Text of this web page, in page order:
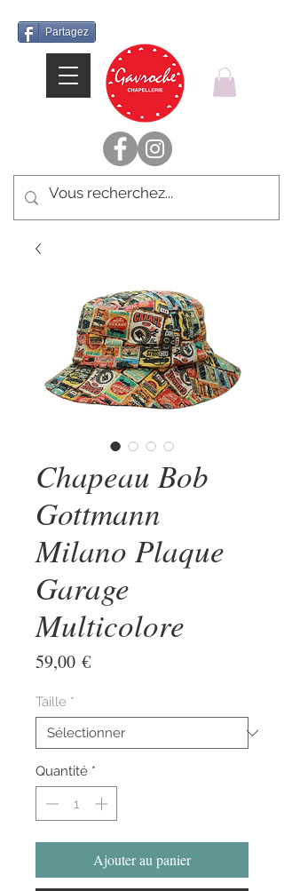
Partagez
Chapeau Bob
Gottmann
Milano Plaque
Garage
Multicolore
59,00 €Prix
Taille *
Quantité *
Ajouter au panier